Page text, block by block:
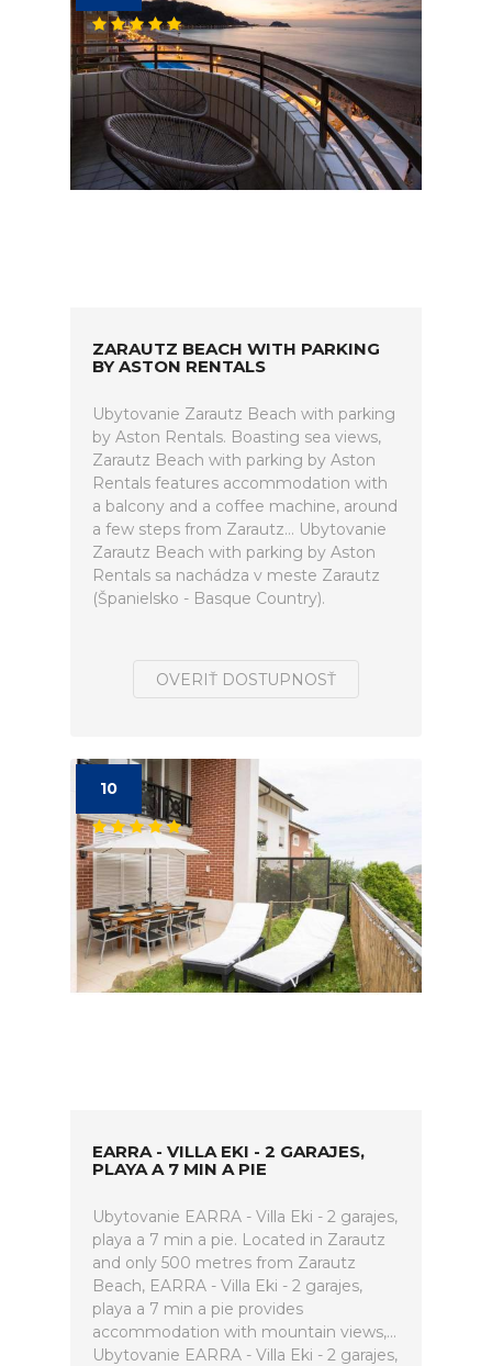
ZARAUTZ BEACH WITH PARKING
BY ASTON RENTALS
Ubytovanie Zarautz Beach with parking
by Aston Rentals. Boasting sea views,
Zarautz Beach with parking by Aston
Rentals features accommodation with
a balcony and a coffee machine, around
a few steps from Zarautz... Ubytovanie
Zarautz Beach with parking by Aston
Rentals sa nachádza v meste Zarautz
(Španielsko - Basque Country).
OVERIŤ DOSTUPNOSŤ
10
EARRA - VILLA EKI - 2 GARAJES,
PLAYA A 7 MIN A PIE
Ubytovanie EARRA - Villa Eki - 2 garajes,
playa a 7 min a pie. Located in Zarautz
and only 500 metres from Zarautz
Beach, EARRA - Villa Eki - 2 garajes,
playa a 7 min a pie provides
accommodation with mountain views,...
Ubytovanie EARRA - Villa Eki - 2 garajes,